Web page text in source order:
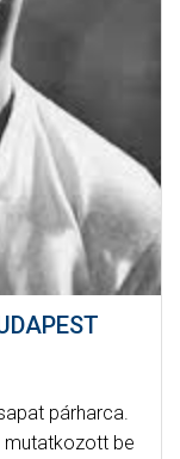
párharca.
mutatkozott be